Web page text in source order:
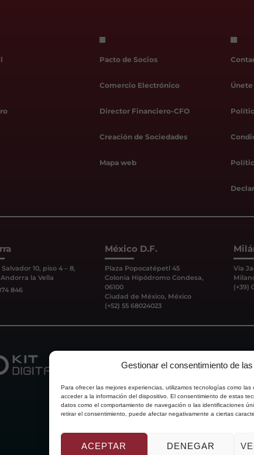
Gestionar el consentimiento de
Para ofrecer las mejores experiencias, utilizamos tecnologías como las
acceder a la información del dispositivo. El consentimiento de estas
datos como el comportamiento de navegación o las identificaciones
retirar el consentimiento, puede afectar negativamente a ciertas
ACEPTAR DENEGAR
Pacto de Socios
Comercio Electrónico
Director Financiero-CFO
Creación de Sociedades
Mapa web
10, piso 4 – 8,
la Vella
846
México D.F.
Plaza Popocatépetl 45
Colonia Hipódromo Condesa,
06100
Ciudad de México, México
(+52) 55 68024023
Via
(+39)